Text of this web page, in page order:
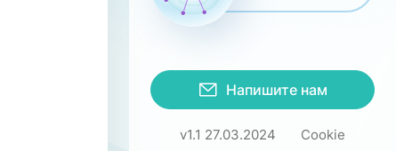
Напишите нам
v1.1 27.03.2024 Cookie